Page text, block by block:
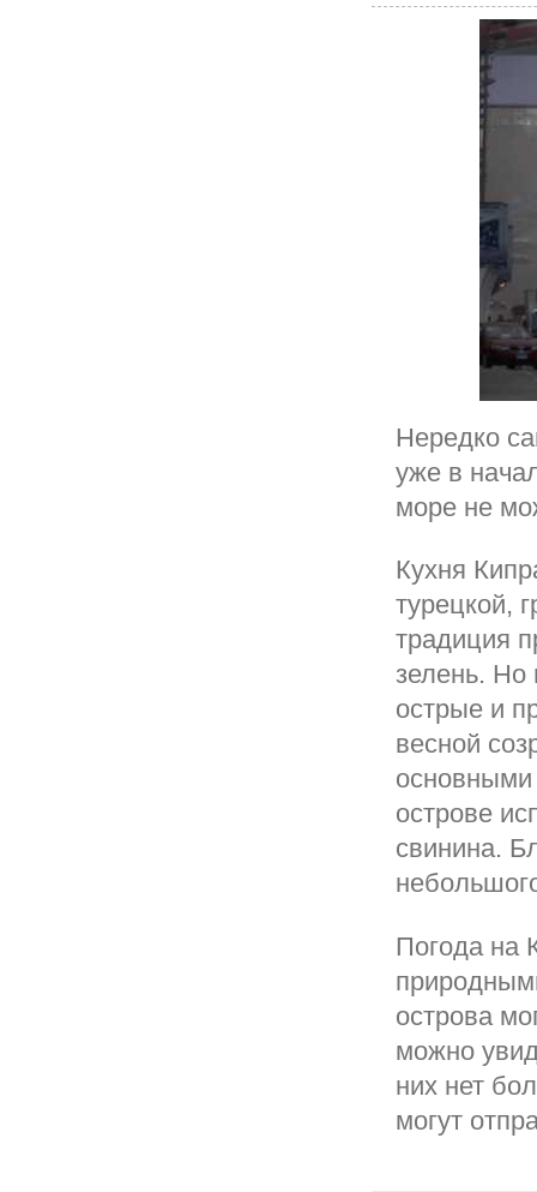
Нередко
уже в
море не
Кухня
турецкой,
традиция
зелень. Но
острые и
весной
острове
свинина.
Погода на
острова
можно
них нет
могут